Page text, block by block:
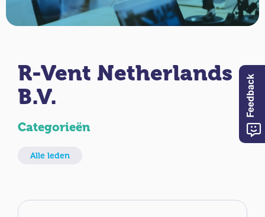
R-Vent Netherlands
B.V.
Categorieën
Alle leden
Feedback